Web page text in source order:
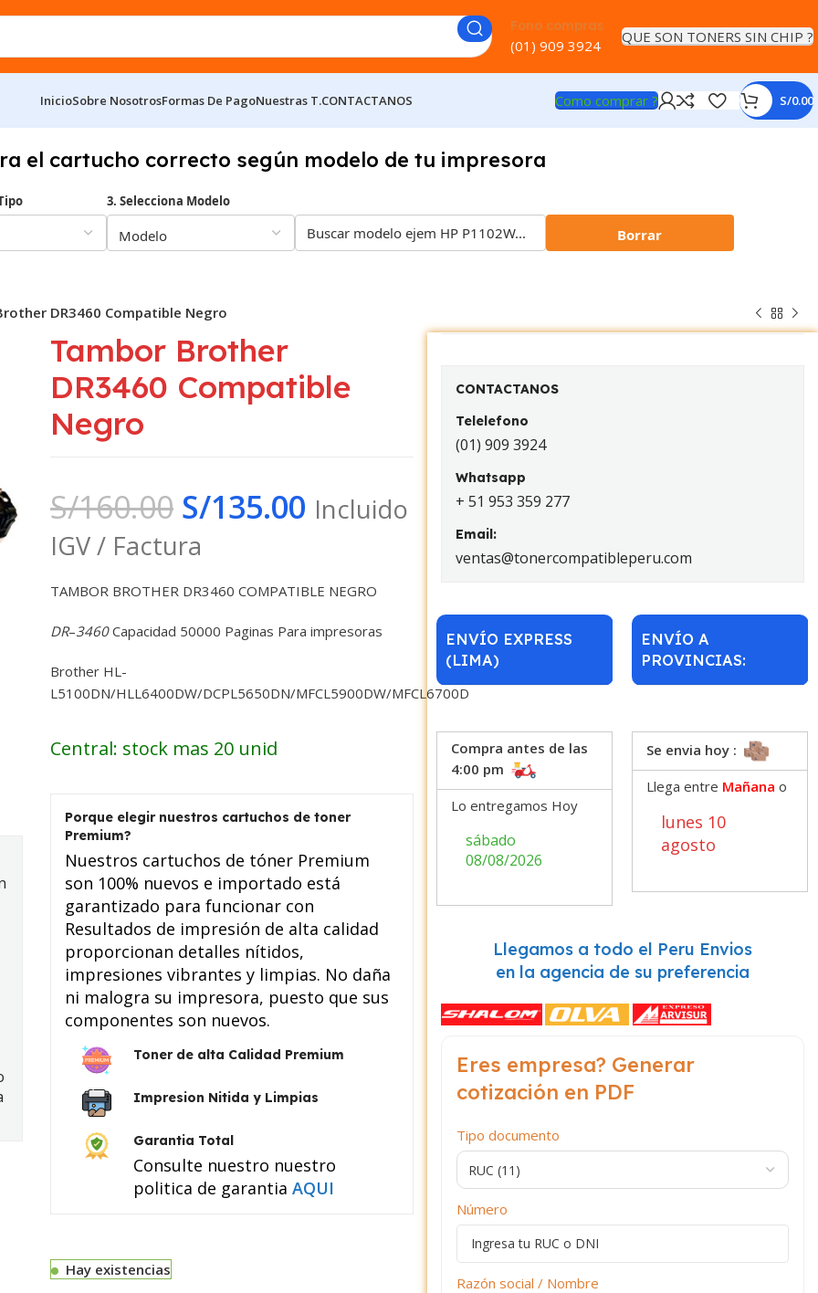
Fono compras
(01) 909 3924 QUE SON TONERS SIN CHIP ?
InicioSobre NosotrosFormas De PagoNuestras T.CONTACTANOS Como comprar ? S/0.00
el cartucho correcto según modelo de tu impresora
3. Selecciona Modelo
Borrar
DR3460 Compatible Negro
Tambor Brother
DR3460 Compatible
Negro
S/160.00 S/135.00 Incluido
IGV / Factura
TAMBOR BROTHER DR3460 COMPATIBLE NEGRO
DR–3460Capacidad 50000 Paginas Para impresoras
Brother HL-
L5100DN/HLL6400DW/DCPL5650DN/MFCL5900DW/MFCL6700D
Central: stock mas 20 unid
Porque elegir nuestros cartuchos de toner
Premium?
Nuestros cartuchos de tóner Premium
son 100% nuevos e importado está
garantizado para funcionar con
Resultados de impresión de alta calidad
proporcionan detalles nítidos,
impresiones vibrantes y limpias. No daña
ni malogra su impresora, puesto que sus
componentes son nuevos.
Toner de alta Calidad Premium
Impresion Nitida y Limpias
Garantia Total
Consulte nuestro nuestro
politica de garantia AQUI
Hay existencias
CONTACTANOS
Telelefono
(01) 909 3924
Whatsapp
+ 51 953 359 277
Email:
ventas@tonercompatibleperu.com
ENVÍO EXPRESS
(LIMA)
Compra antes de las
4:00 pm
Lo entregamos Hoy
sábado
08/08/2026
ENVÍO A
PROVINCIAS:
Se envia hoy :
Llega entre Mañana o
lunes 10
agosto
Llegamos a todo el Peru Envios
en la agencia de su preferencia
Eres empresa? Generar
cotización en PDF
Tipo documento
Número
Razón social / Nombre